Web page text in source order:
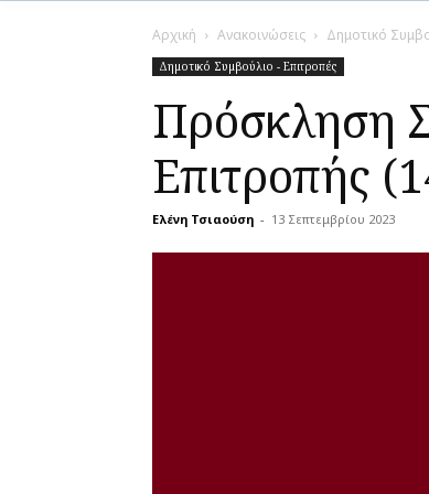
Αρχική Ανακοινώσεις Δημοτικό
Δημοτικό Συμβούλιο - Επιτροπές
Πρόσκληση
Επιτροπής
Ελένη Τσιαούση - 13 Σεπτεμβρίου 2023